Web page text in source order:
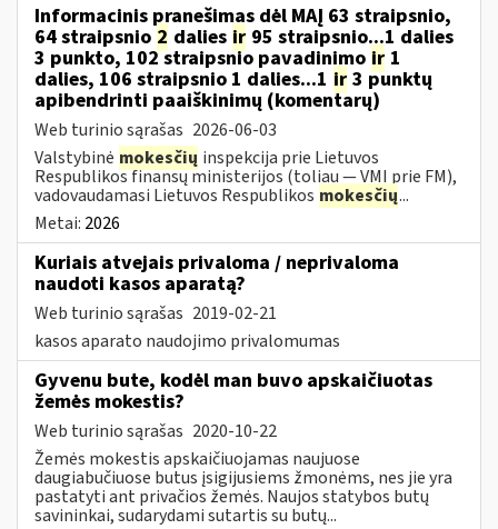
Informacinis pranešimas dėl MAĮ 63 straipsnio,
64 straipsnio 2 dalies ir 95 straipsnio...1 dalies
3 punkto, 102 straipsnio pavadinimo ir 1
dalies, 106 straipsnio 1 dalies...1 ir 3 punktų
apibendrinti paaiškinimų (komentarų)
Web turinio sąrašas 2026-06-03
Valstybinė mokesčių inspekcija prie Lietuvos
Respublikos finansų ministerijos (toliau — VMI prie FM),
vadovaudamasi Lietuvos Respublikos mokesčių...
Metai: 2026
Kuriais atvejais privaloma / neprivaloma
naudoti kasos aparatą?
Web turinio sąrašas 2019-02-21
kasos aparato naudojimo privalomumas
Gyvenu bute, kodėl man buvo apskaičiuotas
žemės mokestis?
Web turinio sąrašas 2020-10-22
Žemės mokestis apskaičiuojamas naujuose
daugiabučiuose butus įsigijusiems žmonėms, nes jie yra
pastatyti ant privačios žemės. Naujos statybos butų
savininkai, sudarydami sutartis su butų...